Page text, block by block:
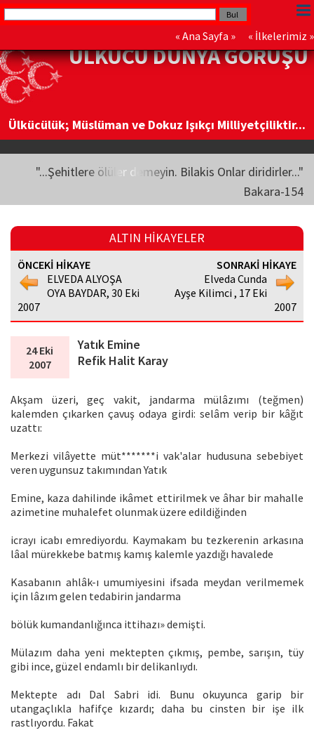
« Ana Sayfa » « İlkelerimiz »
ÜLKÜCÜ DÜNYA GÖRÜŞÜ
Ülkücülük; Müslüman ve Dokuz Işıkçı Milliyetçiliktir...
"...Şehitlere ölüler demeyin. Bilakis Onlar diridirler..."
Bakara-154
ALTIN HİKAYELER
ÖNCEKİ HİKAYE
ELVEDA ALYOŞA
OYA BAYDAR, 30 Eki
2007
SONRAKİ HİKAYE
Elveda Cunda
Ayşe Kilimci , 17 Eki
2007
24 Eki
2007
Yatık Emine
Refik Halit Karay
Akşam üzeri, geç vakit, jandarma mülâzımı (teğmen)
kalemden çıkarken çavuş odaya girdi: selâm verip bir kâğıt
uzattı:
Merkezi vilâyette müt*******i vak'alar hudusuna sebebiyet
veren uygunsuz takımından Yatık
Emine, kaza dahilinde ikâmet ettirilmek ve âhar bir mahalle
azimetine muhalefet olunmak üzere edildiğinden
icrayı icabı emrediyordu. Kaymakam bu tezkerenin arkasına
lâal mürekkebe batmış kamış kalemle yazdığı havalede
Kasaba­nın ahlâk-ı umumiyesini ifsada meydan verilme­mek
için lâzım gelen tedabirin jandarma
bölük kumandanlığınca ittihazı» demişti.
Mülazım daha yeni mektepten çıkmış, pembe, sarışın, tüy
gibi ince, güzel endamlı bir delikanlıydı.
Mektepte adı Dal Sabri idi. Bunu okuyunca garip bir
utangaçlıkla hafifçe kızardı; daha bu cinsten bir işe ilk
rastlıyordu. Fakat